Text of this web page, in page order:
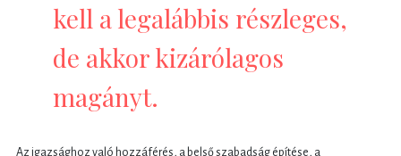
kell a legalábbis részleges,
de akkor kizárólagos
magányt.
Az igazsághoz való hozzáférés, a belső szabadság építése, a